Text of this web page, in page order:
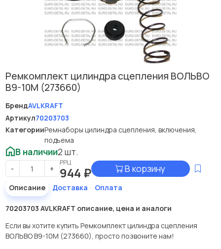
Ремкомплект цилиндра сцепления ВОЛЬВО
В9-10М (273660)
БрендAVLKRAFT
Артикул70203703
КатегорииРемнаборы цилиндра сцепления, включения,
подъема
В наличии2 шт.
- +
РРЦ
944 ₽ В корзину
Описание Доставка Оплата
70203703 AVLKRAFT описание, цена и аналоги
Если вы хотите купить Ремкомплект цилиндра сцепления
ВОЛЬВО В9-10М (273660), просто позвоните нам!